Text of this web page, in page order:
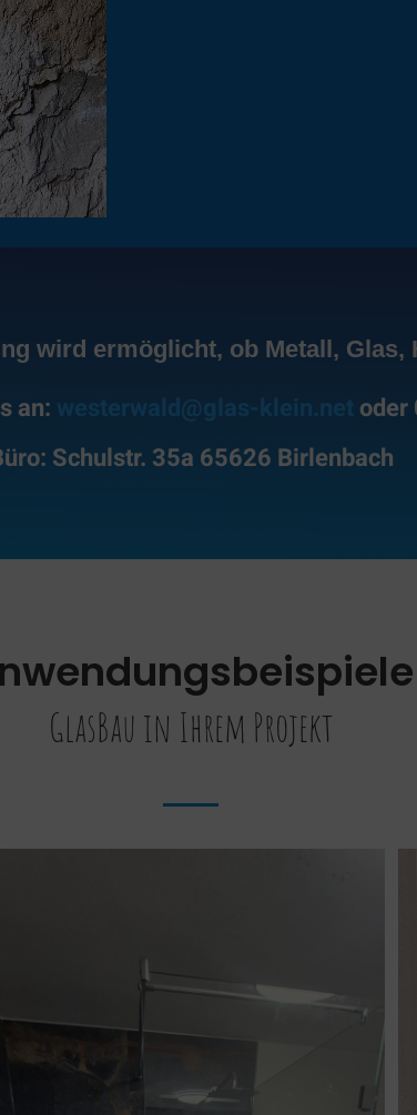
wird ermöglicht, ob Metall, Glas,
an: westerwald@glas-klein.net
Schulstr. 35a 65626 Birlenbach
GlasBau in Ihrem Projekt